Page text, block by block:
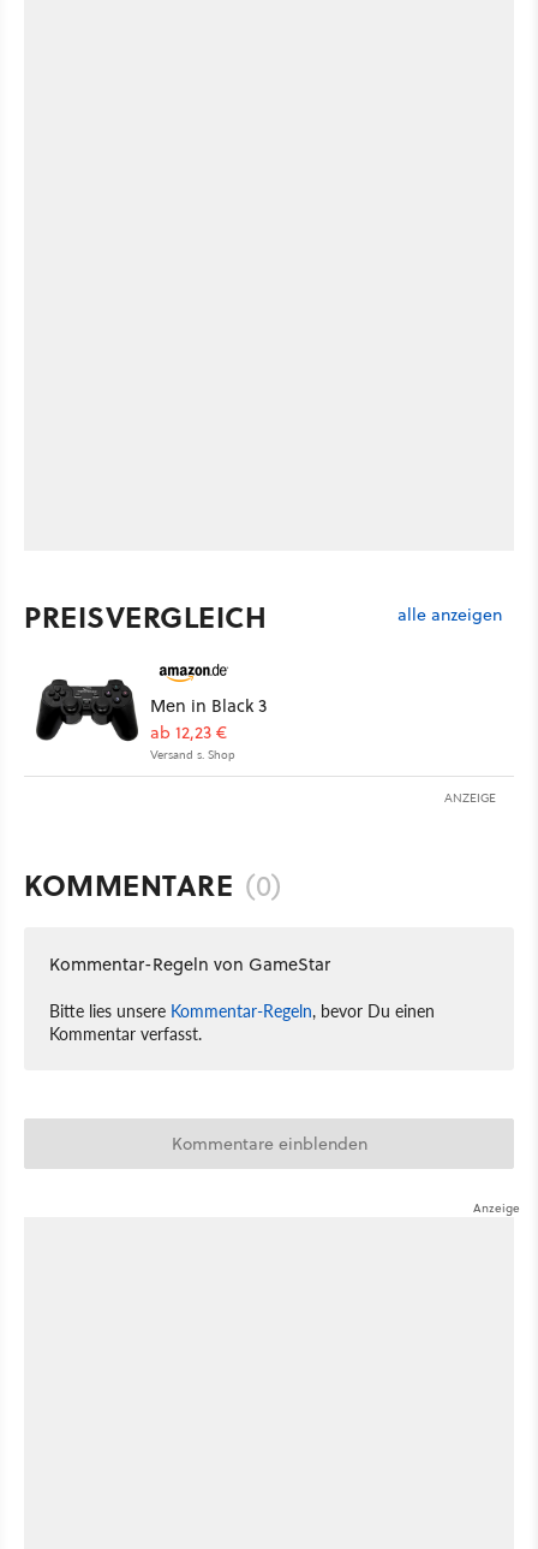
PREISVERGLEICH alle anzeigen
Men in Black 3
ab 12,23 €
Versand s. Shop
ANZEIGE
KOMMENTARE (0)
Kommentar-Regeln von GameStar
Bitte lies unsere Kommentar-Regeln, bevor Du einen
Kommentar verfasst.
Kommentare einblenden